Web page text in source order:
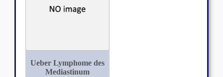
Ueber Lymphome des
Mediastinum